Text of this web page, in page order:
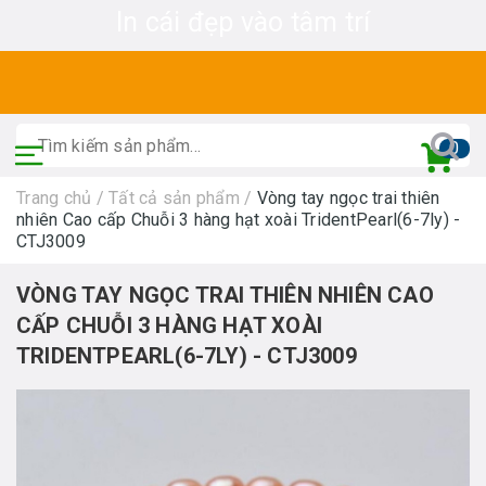
0
Trang chủ / Tất cả sản phẩm / Vòng tay ngọc trai thiên
nhiên Cao cấp Chuỗi 3 hàng hạt xoài TridentPearl(6-7ly) -
CTJ3009
VÒNG TAY NGỌC TRAI THIÊN NHIÊN CAO
CẤP CHUỖI 3 HÀNG HẠT XOÀI
TRIDENTPEARL(6-7LY) - CTJ3009